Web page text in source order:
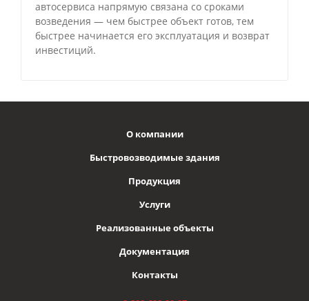
автосервиса напрямую связана со сроками
возведения — чем быстрее объект готов, тем
быстрее начинается его эксплуатация и возврат
инвестиций.
О компании
Быстровозводимые здания
Продукция
Услуги
Реализованные объекты
Документация
Контакты